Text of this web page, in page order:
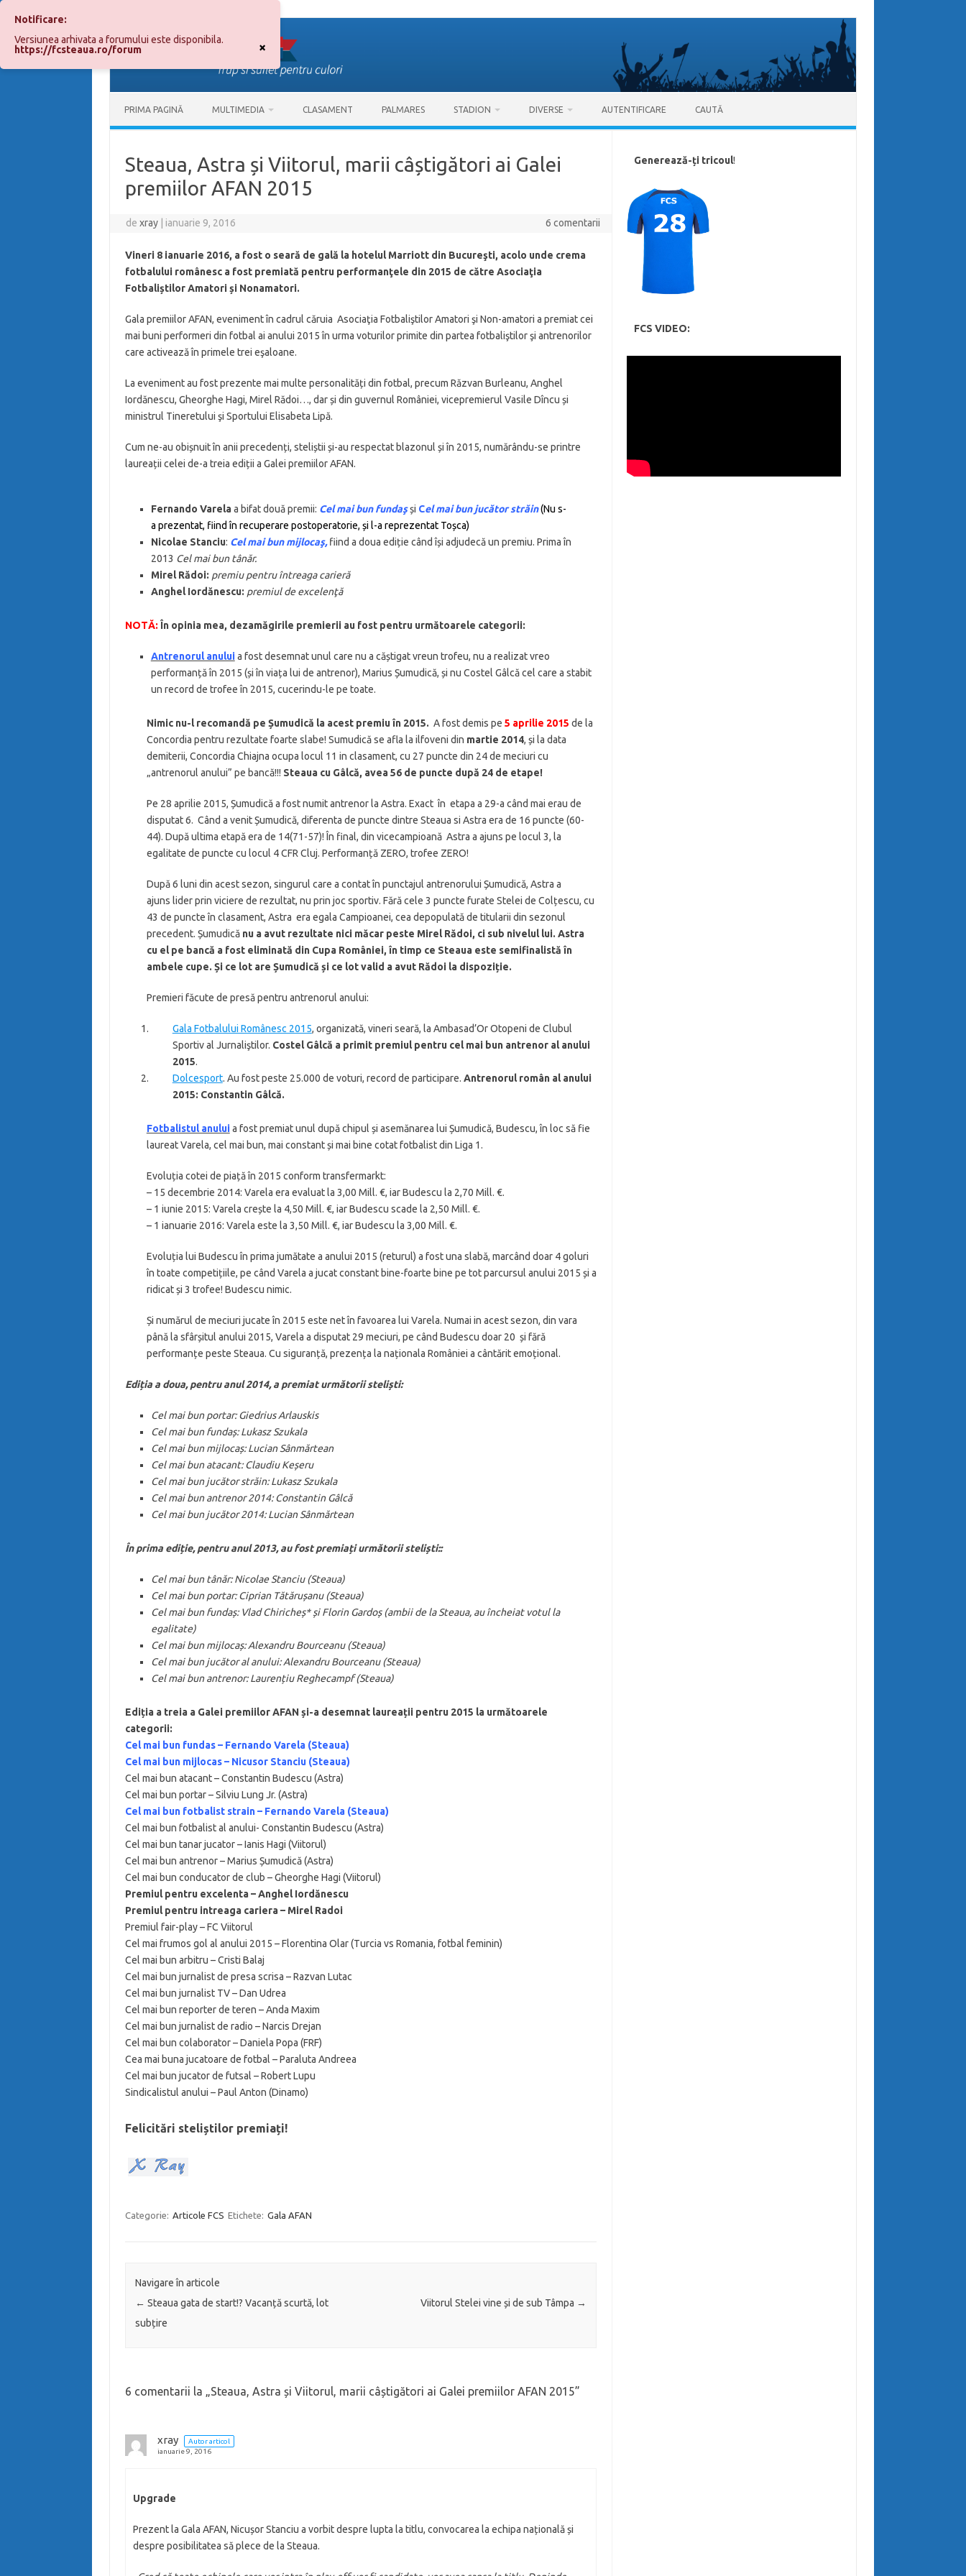
conținut
PRIMA PAGINĂ MULTIMEDIA CLASAMENT PALMARES STADION DIVERSE AUTENTIFICARE CAUTĂ
Steaua, Astra și Viitorul, marii câștigători ai Galei
premiilor AFAN 2015
dexray ianuarie 9, 2016 6 comentarii
Vineri 8 ianuarie 2016, a fost o seară de gală la hotelul Marriott din Bucureşti, acolo unde crema
fotbalului românesc a fost premiată pentru performanţele din 2015 de către Asociaţia
Fotbaliștilor Amatori și Nonamatori.
Gala premiilor AFAN, eveniment în cadrul căruia Asociaţia Fotbaliştilor Amatori şi Non-amatori a premiat cei
mai buni performeri din fotbal ai anului 2015 în urma voturilor primite din partea fotbaliştilor şi antrenorilor
care activează în primele trei eşaloane.
La eveniment au fost prezente mai multe personalități din fotbal, precum Răzvan Burleanu, Anghel
Iordănescu, Gheorghe Hagi, Mirel Rădoi…, dar și din guvernul României, vicepremierul Vasile Dîncu și
ministrul Tineretului şi Sportului Elisabeta Lipă.
Cum ne-au obișnuit în anii precedenți, steliștii și-au respectat blazonul și în 2015, numărându-se printre
laureații celei de-a treia ediții a Galei premiilor AFAN.
Fernando Varelaa bifat două premii: Cel mai bun fundaşși Cel mai bun jucător străin(Nu s-
a prezentat, fiind în recuperare postoperatorie, și l-a reprezentat Toșca)
Nicolae Stanciu: Cel mai bun mijlocaş,fiind a doua ediție când își adjudecă un premiu. Prima în
2013 Cel mai bun tânăr.
Mirel Rădoi: premiu pentru întreaga carieră
Anghel Iordănescu: premiul de excelenţă
NOTĂ: În opinia mea, dezamăgirile premierii au fost pentru următoarele categorii:
Antrenorul anuluia fost desemnat unul care nu a căștigat vreun trofeu, nu a realizat vreo
performanță în 2015 (și în viața lui de antrenor), Marius Șumudică, și nu Costel Gâlcă cel care a stabit
un record de trofee în 2015, cucerindu-le pe toate.
Nimic nu-l recomandă pe Șumudică la acest premiu în 2015. A fost demis pe 5 aprilie 2015 de la
Concordia pentru rezultate foarte slabe! Sumudică se afla la ilfoveni din martie 2014, și la data
demiterii, Concordia Chiajna ocupa locul 11 in clasament, cu 27 puncte din 24 de meciuri cu
„antrenorul anului” pe bancă!!! Steaua cu Gâlcă, avea 56 de puncte după 24 de etape!
Pe 28 aprilie 2015, Șumudică a fost numit antrenor la Astra. Exact în etapa a 29-a când mai erau de
disputat 6. Când a venit Șumudică, diferenta de puncte dintre Steaua si Astra era de 16 puncte (60-
44). După ultima etapă era de 14(71-57)! În final, din vicecampioană Astra a ajuns pe locul 3, la
egalitate de puncte cu locul 4 CFR Cluj. Performanță ZERO, trofee ZERO!
După 6 luni din acest sezon, singurul care a contat în punctajul antrenorului Șumudică, Astra a
ajuns lider prin viciere de rezultat, nu prin joc sportiv. Fără cele 3 puncte furate Stelei de Colțescu, cu
43 de puncte în clasament, Astra era egala Campioanei, cea depopulată de titularii din sezonul
precedent. Șumudică nu a avut rezultate nici măcar peste Mirel Rădoi, ci sub nivelul lui. Astra
cu el pe bancă a fost eliminată din Cupa României, în timp ce Steaua este semifinalistă în
ambele cupe. Și ce lot are Șumudică și ce lot valid a avut Rădoi la dispoziție.
Premieri făcute de presă pentru antrenorul anului:
Gala Fotbalului Românesc 2015, organizată, vineri seară, la Ambasad’Or Otopeni de Clubul
Sportiv al Jurnaliştilor. Costel Gâlcă a primit premiul pentru cel mai bun antrenor al anului
2015.
Dolcesport. Au fost peste 25.000 de voturi, record de participare. Antrenorul român al anului
2015: Constantin Gâlcă.
Fotbalistul anuluia fost premiat unul după chipul și asemănarea lui Șumudică, Budescu, în loc să fie
laureat Varela, cel mai bun, mai constant și mai bine cotat fotbalist din Liga 1.
Evoluția cotei de piață în 2015 conform transfermarkt:
– 15 decembrie 2014: Varela era evaluat la 3,00 Mill. €, iar Budescu la 2,70 Mill. €.
– 1 iunie 2015: Varela crește la 4,50 Mill. €, iar Budescu scade la 2,50 Mill. €.
– 1 ianuarie 2016: Varela este la 3,50 Mill. €, iar Budescu la 3,00 Mill. €.
Evoluția lui Budescu în prima jumătate a anului 2015 (returul) a fost una slabă, marcând doar 4 goluri
în toate competițiile, pe când Varela a jucat constant bine-foarte bine pe tot parcursul anului 2015 și a
ridicat și 3 trofee! Budescu nimic.
Și numărul de meciuri jucate în 2015 este net în favoarea lui Varela. Numai in acest sezon, din vara
până la sfârșitul anului 2015, Varela a disputat 29 meciuri, pe când Budescu doar 20 și fără
performanțe peste Steaua. Cu siguranță, prezența la naționala României a cântărit emoțional.
Ediția a doua, pentru anul 2014, a premiat următorii steliști:
Cel mai bun portar: Giedrius Arlauskis
Cel mai bun fundaș: Lukasz Szukala
Cel mai bun mijlocaș: Lucian Sânmărtean
Cel mai bun atacant: Claudiu Keșeru
Cel mai bun jucător străin: Lukasz Szukala
Cel mai bun antrenor 2014: Constantin Gâlcă
Cel mai bun jucător 2014: Lucian Sânmărtean
În prima ediție,pentru anul 2013, au fost premiați următorii steliști::
Cel mai bun tânăr: Nicolae Stanciu (Steaua)
Cel mai bun portar: Ciprian Tătărușanu (Steaua)
Cel mai bun fundaș: Vlad Chiricheș* și Florin Gardoș (ambii de la Steaua, au încheiat votul la
egalitate)
Cel mai bun mijlocaș: Alexandru Bourceanu (Steaua)
Cel mai bun jucător al anului: Alexandru Bourceanu (Steaua)
Cel mai bun antrenor: Laurențiu Reghecampf (Steaua)
Ediția a treia a Galei premiilor AFAN și-a desemnat laureații pentru 2015 la următoarele
categorii:
Cel mai bun fundas – Fernando Varela (Steaua)
Cel mai bun mijlocas – Nicusor Stanciu (Steaua)
Cel mai bun atacant – Constantin Budescu (Astra)
Cel mai bun portar – Silviu Lung Jr. (Astra)
Cel mai bun fotbalist strain – Fernando Varela (Steaua)
Cel mai bun fotbalist al anului- Constantin Budescu (Astra)
Cel mai bun tanar jucator – Ianis Hagi (Viitorul)
Cel mai bun antrenor – Marius Șumudică (Astra)
Cel mai bun conducator de club – Gheorghe Hagi (Viitorul)
Premiul pentru excelenta – Anghel Iordănescu
Premiul pentru intreaga cariera – Mirel Radoi
Premiul fair-play – FC Viitorul
Cel mai frumos gol al anului 2015 – Florentina Olar (Turcia vs Romania, fotbal feminin)
Cel mai bun arbitru – Cristi Balaj
Cel mai bun jurnalist de presa scrisa – Razvan Lutac
Cel mai bun jurnalist TV – Dan Udrea
Cel mai bun reporter de teren – Anda Maxim
Cel mai bun jurnalist de radio – Narcis Drejan
Cel mai bun colaborator – Daniela Popa (FRF)
Cea mai buna jucatoare de fotbal – Paraluta Andreea
Cel mai bun jucator de futsal – Robert Lupu
Sindicalistul anului – Paul Anton (Dinamo)
Felicitări steliștilor premiați!
Categorie: Articole FCS Etichete: Gala AFAN
Navigare în articole
← Steaua gata de start!? Vacanță scurtă, lot
subțire
Viitorul Stelei vine și de sub Tâmpa →
6 comentarii la „Steaua, Astra și Viitorul, marii câștigători ai Galei premiilor AFAN 2015”
xray
Autor articol
ianuarie 9, 2016
Upgrade
Prezent la Gala AFAN, Nicușor Stanciu a vorbit despre lupta la titlu, convocarea la echipa națională și
despre posibilitatea să plece de la Steaua.
Generează-ți tricoul!
FCS VIDEO:
×
Notificare:
Versiunea arhivata a forumului este disponibila.
https://fcsteaua.ro/forum